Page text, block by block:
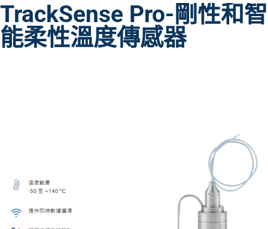
TrackSense Pro-剛性和智
能柔性溫度傳感器